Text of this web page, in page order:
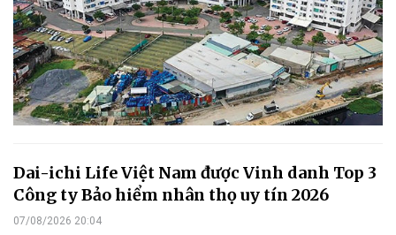
Dai-ichi Life Việt Nam được Vinh danh Top 3
Công ty Bảo hiểm nhân thọ uy tín 2026
07/08/2026 20:04